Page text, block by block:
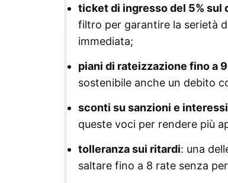
ticket di ingresso del 5% sul
filtro per garantire la serietà
immediata;
piani di rateizzazione fino a
sostenibile anche un debito
sconti su sanzioni e interessi
queste voci per rendere più
tolleranza sui ritardi: una
saltare fino a 8 rate senza